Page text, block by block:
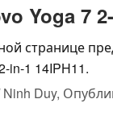
Yoga 7
странице
in-1 14IPH11.
Duy,